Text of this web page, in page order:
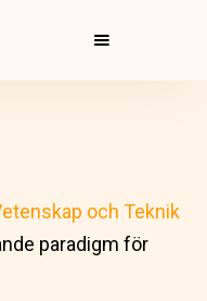
och Teknik
paradigm för